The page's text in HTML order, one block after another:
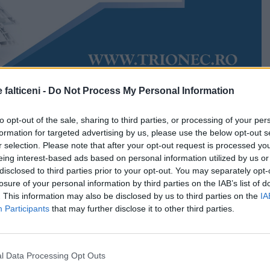
falticeni - Do Not Process My Personal Information
opt-out of the sale, sharing to third parties, or processing of your
for targeted advertising by us, please use the below opt-out
selection. Please note that after your opt-out request is processed
interest-based ads based on personal information utilized by us
to third parties prior to your opt-out. You may separately
of your personal information by third parties on the IAB’s list of
This information may also be disclosed by us to third parties on the
Participants that may further disclose it to other third parties.
Data Processing Opt Outs
Accesări:
zile până la încheierea Postului Mare. Biserica
la finele acestei perioade, pe 24 aprilie, Învierea
parohii și chinovii se fac pregătiri pentru a întâmpina
mai mare sărbătoare creștină. La fel ca și în anii din
de cult din zona Fălticeni va fi adusă Sfânta Lumină
vechi de peste 500 de ani.
Române au pus la punct toate detaliile privind